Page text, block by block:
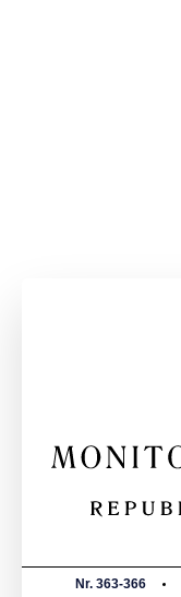
Nr. 363-366